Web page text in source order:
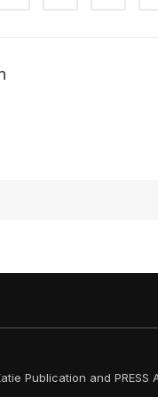
Publication and PRESS